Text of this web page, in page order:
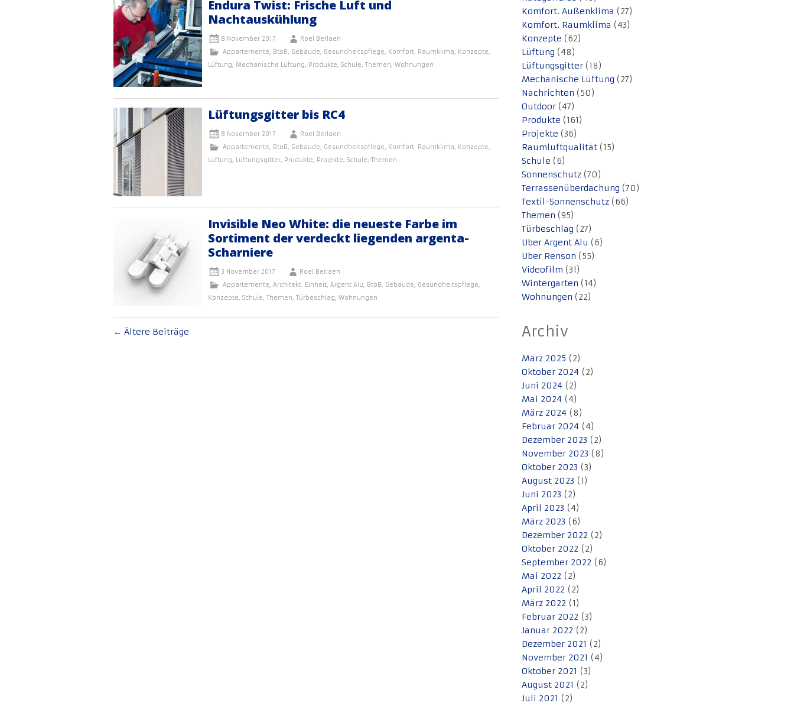
Endura Twist: Frische Luft und
Nachtauskühlung
8 November 2017
Roel Berlaen
Appartemente, BtoB, Gebäude, Gesundheitspflege, Komfort. Raumklima, Konzepte,
Lüftung, Mechanische Lüftung, Produkte, Schule, Themen, Wohnungen
Lüftungsgitter bis RC4
8 November 2017
Roel Berlaen
Appartemente, BtoB, Gebäude, Gesundheitspflege, Komfort. Raumklima, Konzepte,
Lüftung, Lüftungsgitter, Produkte, Projekte, Schule, Themen
Invisible Neo White: die neueste Farbe im
Sortiment der verdeckt liegenden argenta-
Scharniere
3 November 2017
Roel Berlaen
Appartemente, Architekt. Einheit, Argent Alu, BtoB, Gebäude, Gesundheitspflege,
Konzepte, Schule, Themen, Türbeschlag, Wohnungen
Beitragsnavigation
← Ältere Beiträge
Komfort. Außenklima (27)
Komfort. Raumklima (43)
Konzepte (62)
Lüftung (48)
Lüftungsgitter (18)
Mechanische Lüftung (27)
Nachrichten (50)
Outdoor (47)
Produkte (161)
Projekte (36)
Raumluftqualität (15)
Schule (6)
Sonnenschutz (70)
Terrassenüberdachung (70)
Textil-Sonnenschutz (66)
Themen (95)
Türbeschlag (27)
Uber Argent Alu (6)
Uber Renson (55)
Videofilm (31)
Wintergarten (14)
Wohnungen (22)
Archiv
März 2025 (2)
Oktober 2024 (2)
Juni 2024 (2)
Mai 2024 (4)
März 2024 (8)
Februar 2024 (4)
Dezember 2023 (2)
November 2023 (8)
Oktober 2023 (3)
August 2023 (1)
Juni 2023 (2)
April 2023 (4)
März 2023 (6)
Dezember 2022 (2)
Oktober 2022 (2)
September 2022 (6)
Mai 2022 (2)
April 2022 (2)
März 2022 (1)
Februar 2022 (3)
Januar 2022 (2)
Dezember 2021 (2)
November 2021 (4)
Oktober 2021 (3)
August 2021 (2)
Juli 2021 (2)